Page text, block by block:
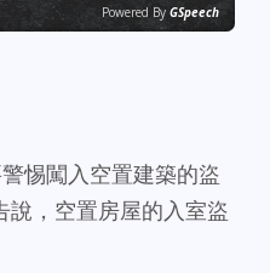
Powered By GSpeech
惕闖入空置建築的盜
，空置房屋的入室盜